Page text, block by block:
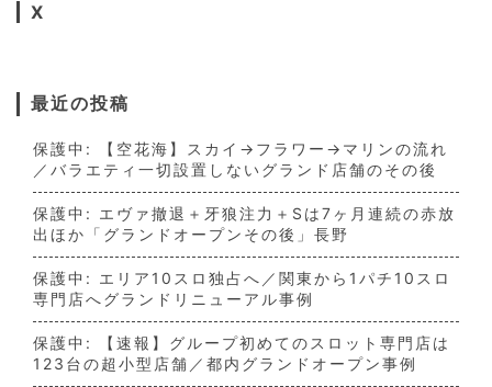
X
最近の投稿
保護中: 【空花海】スカイ→フラワー→マリンの流れ
／バラエティ一切設置しないグランド店舗のその後
保護中: エヴァ撤退＋牙狼注力＋Sは7ヶ月連続の赤放
出ほか「グランドオープンその後」長野
保護中: エリア10スロ独占へ／関東から1パチ10スロ
専門店へグランドリニューアル事例
保護中: 【速報】グループ初めてのスロット専門店は
123台の超小型店舗／都内グランドオープン事例